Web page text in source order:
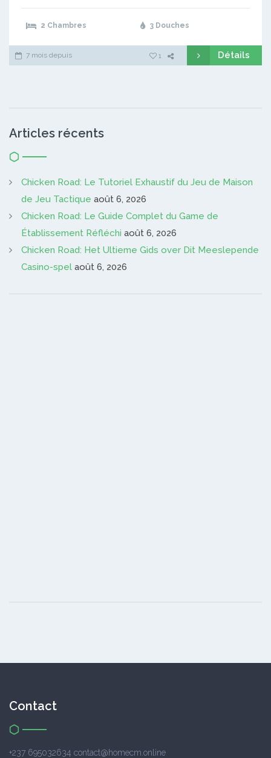
2 Chambres 3 Douches
7 mois depuis 1 Détails
Articles récents
Chicken Road: Le Tutoriel Exhaustif du Jeu de Maison
de Jeu Tactique août 6, 2026
Chicken Road: Le Guide Complet du Game de
Établissement Réfléchi août 6, 2026
Chicken Road: Het Ultieme Gids over Dit Meeslepende
Casino-spel août 6, 2026
Contact
+237 695032634 contact@homecm.online